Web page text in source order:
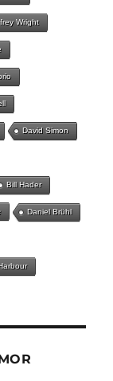
Wright
David Simon
Bill Hader
Daniel Brühl